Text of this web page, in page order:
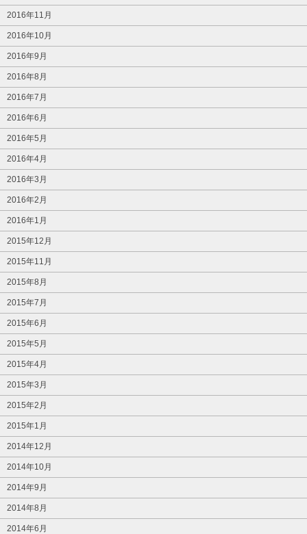
2016年11月
2016年10月
2016年9月
2016年8月
2016年7月
2016年6月
2016年5月
2016年4月
2016年3月
2016年2月
2016年1月
2015年12月
2015年11月
2015年8月
2015年7月
2015年6月
2015年5月
2015年4月
2015年3月
2015年2月
2015年1月
2014年12月
2014年10月
2014年9月
2014年8月
2014年6月